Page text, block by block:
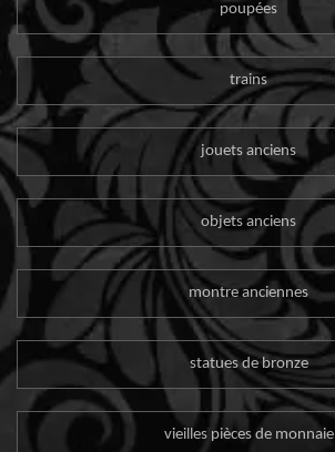
poupées
trains
jouets anciens
objets anciens
montre anciennes
statues de bronze
vieilles pièces de monnaie